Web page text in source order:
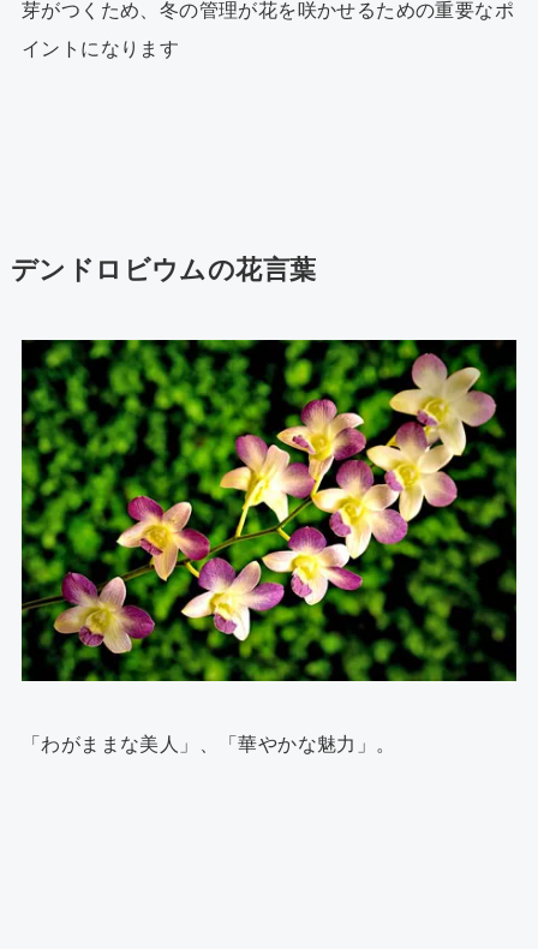
芽がつくため、冬の管理が花を咲かせるための重要なポ
イントになります
デンドロビウムの花言葉
「わがままな美人」、「華やかな魅力」。